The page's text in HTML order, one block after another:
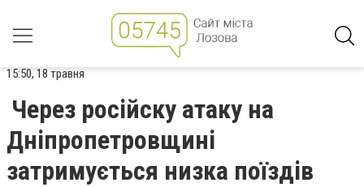
15:50, 18 травня
Через російску атаку на
Дніпропетровщині
затримується низка поїздів